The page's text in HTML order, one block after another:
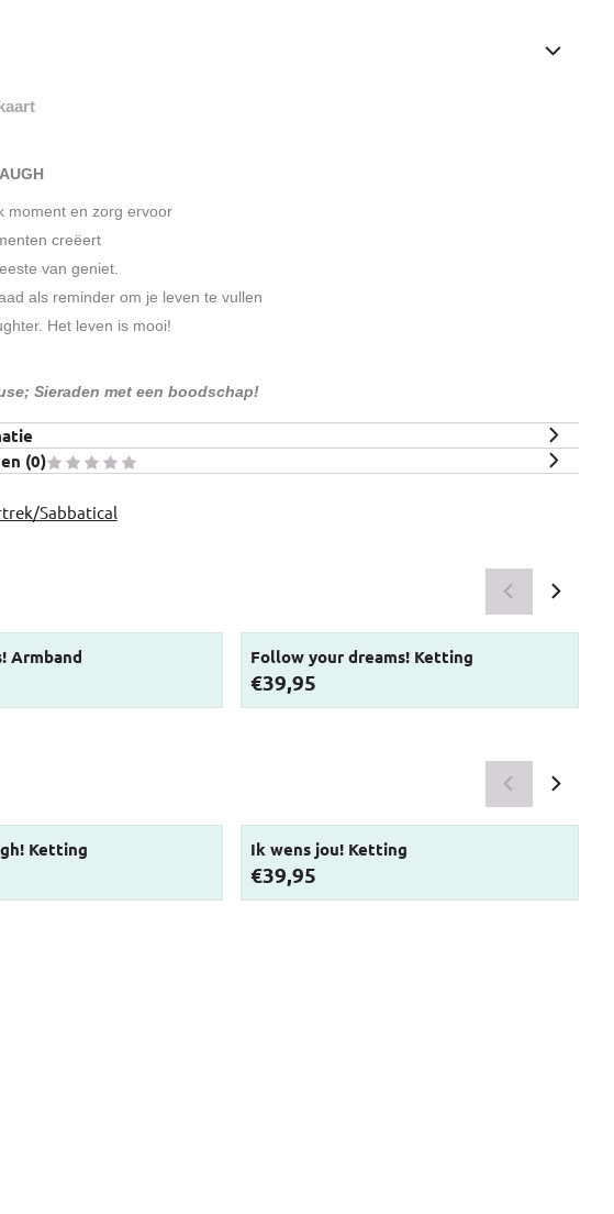
moment en zorg ervoor
creëert
van geniet.
als reminder om je leven te vullen
Het leven is mooi!
Sieraden met een boodschap!
(0)
Sabbatical
Armband Follow your dreams! Ketting
Prijs: 39,95
€39,95
Ketting Ik wens jou! Ketting
Prijs: 39,95
€39,95